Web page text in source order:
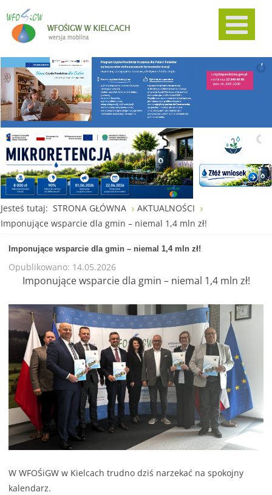
Jesteś tutaj: STRONA GŁÓWNA
AKTUALNOŚCI
Imponujące wsparcie dla gmin – niemal 1,4 mln zł!
Imponujące wsparcie dla gmin – niemal 1,4 mln zł!
Opublikowano: 14.05.2026
Imponujące wsparcie dla gmin – niemal 1,4 mln zł!
W WFOŚiGW w Kielcach trudno dziś narzekać na spokojny
kalendarz.